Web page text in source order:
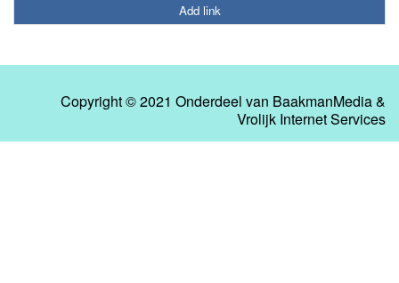
Add link
Copyright © 2021 Onderdeel van BaakmanMedia&
Vrolijk Internet Services